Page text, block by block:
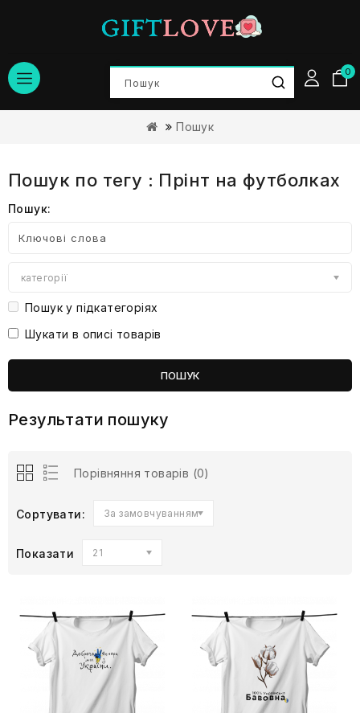
0
Пошук
Пошук по тегу : Прінт на футболках
Пошук:
категорії
Пошук у підкатегоріях
Шукати в описі товарів
Результати пошуку
Порівняння товарів (0)
Сортувати: За замовчуванням
Показати 21